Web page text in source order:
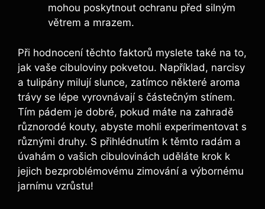
mohou poskytnout ochranu před silným
větrem a mrazem.
Při hodnocení těchto faktorů myslete také na to,
jak vaše cibuloviny pokvetou. Například, narcisy
a tulipány milují slunce, zatímco některé aroma
trávy se lépe vyrovnávají s částečným stínem.
Tím pádem je dobré, pokud máte na zahradě
různorodé kouty, abyste mohli experimentovat s
různými druhy. S přihlédnutím k těmto radám a
úvahám o vašich cibulovinách uděláte krok k
jejich bezproblémovému zimování a výbornému
jarnímu vzrůstu!